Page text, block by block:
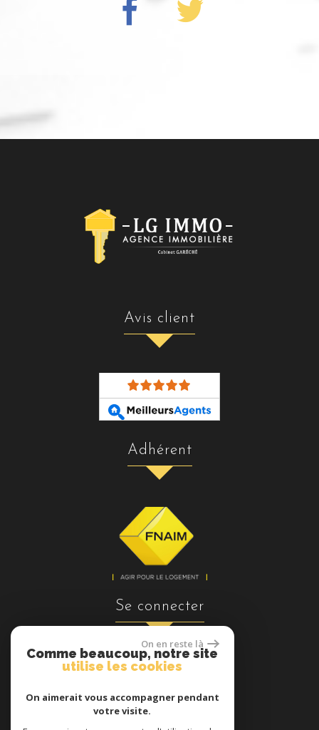
avis client
adhérent
se connecter
On en reste là
Comme beaucoup, notre site
utilise les cookies
On aimerait vous accompagner pendant
votre visite.